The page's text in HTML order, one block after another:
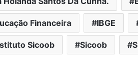
Financeira IBGE
Sicoob Sicoob